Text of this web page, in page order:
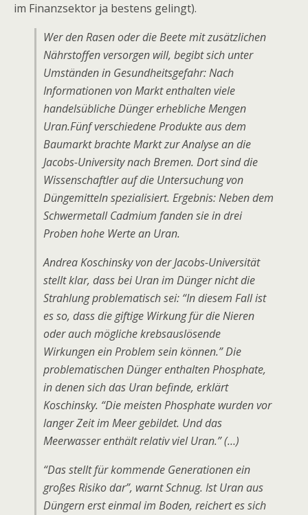
im Finanzsektor ja bestens gelingt).
Wer den Rasen oder die Beete mit zusätzlichen
Nährstoffen versorgen will, begibt sich unter
Umständen in Gesundheitsgefahr: Nach
Informationen von Markt enthalten viele
handelsübliche Dünger erhebliche Mengen
Uran.Fünf verschiedene Produkte aus dem
Baumarkt brachte Markt zur Analyse an die
Jacobs-University nach Bremen. Dort sind die
Wissenschaftler auf die Untersuchung von
Düngemitteln spezialisiert. Ergebnis: Neben dem
Schwermetall Cadmium fanden sie in drei
Proben hohe Werte an Uran.
Andrea Koschinsky von der Jacobs-Universität
stellt klar, dass bei Uran im Dünger nicht die
Strahlung problematisch sei: “In diesem Fall ist
es so, dass die giftige Wirkung für die Nieren
oder auch mögliche krebsauslösende
Wirkungen ein Problem sein können.” Die
problematischen Dünger enthalten Phosphate,
in denen sich das Uran befinde, erklärt
Koschinsky. “Die meisten Phosphate wurden vor
langer Zeit im Meer gebildet. Und das
Meerwasser enthält relativ viel Uran.” (…)
“Das stellt für kommende Generationen ein
großes Risiko dar”, warnt Schnug. Ist Uran aus
Düngern erst einmal im Boden, reichert es sich